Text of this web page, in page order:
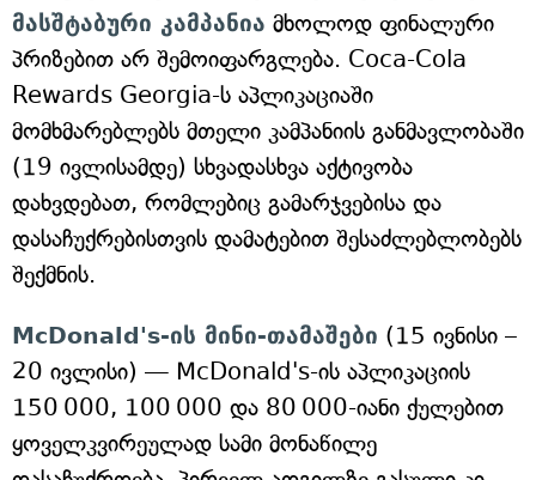
მასშტაბური კამპანია მხოლოდ ფინალური
პრიზებით არ შემოიფარგლება. Coca-Cola
Rewards Georgia-ს აპლიკაციაში
მომხმარებლებს მთელი კამპანიის განმავლობაში
(19 ივლისამდე) სხვადასხვა აქტივობა
დახვდებათ, რომლებიც გამარჯვებისა და
დასაჩუქრებისთვის დამატებით შესაძლებლობებს
შექმნის.
McDonald's-ის მინი-თამაშები (15 ივნისი –
20 ივლისი) — McDonald's-ის აპლიკაციის
150 000, 100 000 და 80 000-იანი ქულებით
ყოველკვირეულად სამი მონაწილე